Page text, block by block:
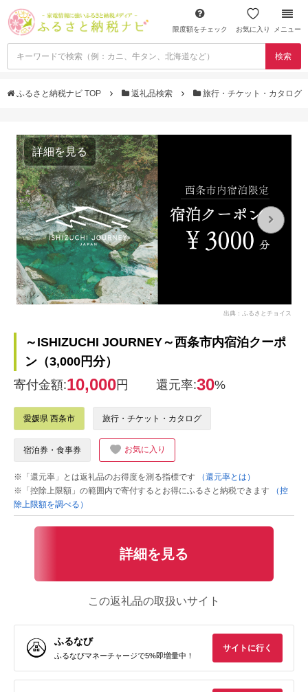
限度額をチェック お気に入り メニュー
検索
ふるさと納税ナビ TOP 返礼品検索 旅行・チケット・カタログ
詳細を見る
出典：ふるさとチョイス
～ISHIZUCHI JOURNEY～西条市内宿泊クーポ
ン（3,000円分）
寄付金額:10,000円 還元率:30%
愛媛県 西条市 旅行・チケット・カタログ
宿泊券・食事券 お気に入り
※「還元率」とは返礼品のお得度を測る指標です
（還元率とは）
※「控除上限額」の範囲内で寄付するとお得にふるさと納税できます
（控
除上限額を調べる）
詳細を見る
この返礼品の取扱いサイト
ふるなび
ふるなびマネーチャージで5%即増量中！
サイトに行く